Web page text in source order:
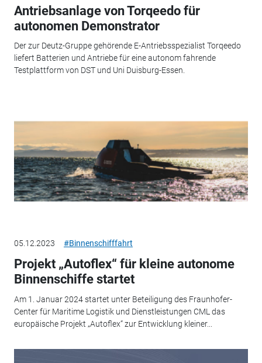
Antriebsanlage von Torqeedo für
autonomen Demonstrator
Der zur Deutz-Gruppe gehörende E-Antriebsspezialist Torqeedo
liefert Batterien und Antriebe für eine autonom fahrende
Testplattform von DST und Uni Duisburg-Essen.
05.12.2023 #Binnenschifffahrt
Projekt „Autoflex“ für kleine autonome
Binnenschiffe startet
Am 1. Januar 2024 startet unter Beteiligung des Fraunhofer-
Center für Maritime Logistik und Dienstleistungen CML das
europäische Projekt „Autoflex“ zur Entwicklung kleiner...